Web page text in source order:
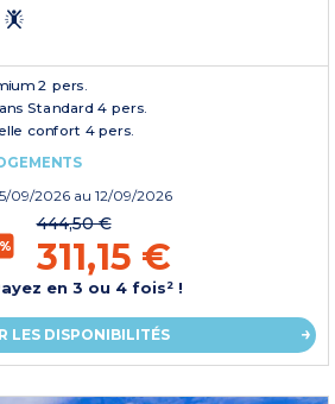
2 pers.
Standard 4 pers.
confort 4 pers.
09/2026 au 12/09/2026
444,50 €
311,15 €
en 3 ou 4 fois² !
LES DISPONIBILITÉS